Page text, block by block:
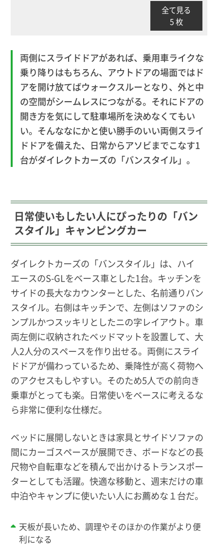
全て見る
5 枚
両側にスライドドアがあれば、乗用車ライクな
乗り降りはもちろん、アウトドアの場面ではド
アを開け放てばウォークスルーとなり、外と中
の空間がシームレスにつながる。それにドアの
開き方を気にして駐車場所を決めなくてもい
い。そんななにかと使い勝手のいい両側スライ
ドドアを備えた、日常からアソビまでこなす1
台がダイレクトカーズの「バンスタイル」。
日常使いもしたい人にぴったりの「バン
スタイル」キャンピングカー
ダイレクトカーズの「バンスタイル」は、ハイ
エースのS-GLをベース車とした1台。キッチンを
サイドの長大なカウンターとした、名前通りバン
スタイル。 右側はキッチンで、左側はソファのシ
ンプルかつスッキリとしたニの字レイアウト。車
両左側に収納されたベッドマットを設置して、大
人2人分のスペースを作り出せる。両側にスライ
ドドアが備わっているため、乗降性が高く荷物へ
のアクセスもしやすい。そのため5人での前向き
乗車がとっても楽。日常使いをベースに考えるな
ら非常に便利な仕様だ。
ベッドに展開しないときは家具とサイドソファの
間にカーゴスペースが展開でき、ボードなどの長
尺物や自転車などを積んで出かけるトランスポー
ターとしても活躍。快適な移動と、週末だけの車
中泊やキャンプに使いたい人にお薦めな１台だ。
天板が長いため、調理やそのほかの作業がより便
利になる